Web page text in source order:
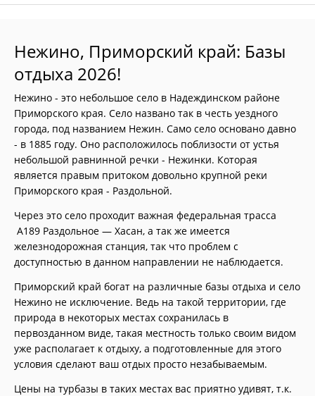
Нежино, Приморский край: Базы
отдыха 2026!
Нежино - это небольшое село в Надеждинском районе
Приморского края. Село названо так в честь уездного
города, под названием Нежин. Само село основано давно
- в 1885 году. Оно расположилось поблизости от устья
небольшой равнинной речки - Нежинки. Которая
является правым притоком довольно крупной реки
Приморского края - Раздольной.
Через это село проходит важная федеральная трасса
А189 Раздольное — Хасан, а так же имеется
железнодорожная станция, так что проблем с
доступностью в данном направлении не наблюдается.
Приморский край богат на различные базы отдыха и село
Нежино не исключение. Ведь на такой территории, где
природа в некоторых местах сохранилась в
первозданном виде, такая местность только своим видом
уже располагает к отдыху, а подготовленные для этого
условия сделают ваш отдых просто незабываемым.
Цены на турбазы в таких местах вас приятно удивят, т.к.